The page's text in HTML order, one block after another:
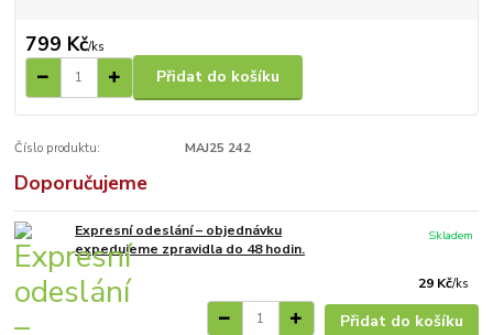
799 Kč/ks
Přidat do košíku
Číslo produktu: MAJ25 242
Doporučujeme
Expresní odeslání – objednávku
expedujeme zpravidla do 48 hodin.
29 Kč/ks
Skladem
Přidat do košíku